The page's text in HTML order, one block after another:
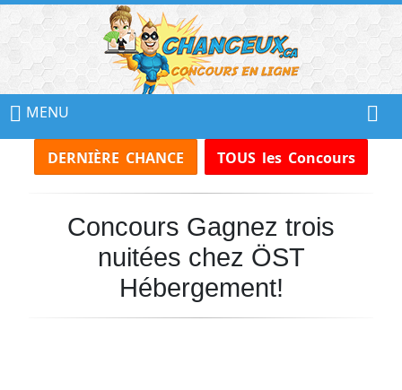
MENU
DERNIÈRE CHANCE TOUS les Concours
Concours Gagnez trois
nuitées chez ÖST
Hébergement!
📢
Ne
Manquez
Aucun
Concours!
Inscrivez-